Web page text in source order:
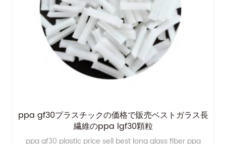
ppa gf30プラスチックの価格で販売ベストガラス長
繊維のppa lgf30顆粒
ppa gf30 plastic price sell best long glass fiber ppa